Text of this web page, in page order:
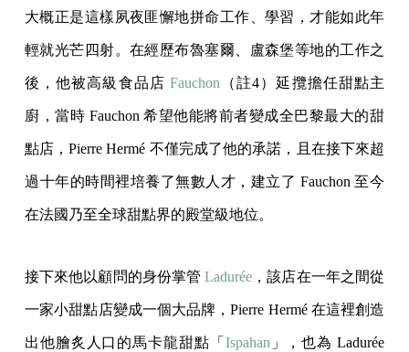
大概正是這樣夙夜匪懈地拼命工作、學習，才能如此年
輕就光芒四射。在經歷布魯塞爾、盧森堡等地的工作之
後，他被高級食品店 Fauchon（註4）延攬擔任甜點主
廚，當時 Fauchon 希望他能將前者變成全巴黎最大的甜
點店，Pierre Hermé 不僅完成了他的承諾，且在接下來超
過十年的時間裡培養了無數人才，建立了 Fauchon 至今
在法國乃至全球甜點界的殿堂級地位。
接下來他以顧問的身份掌管Ladurée ，該店在一年之間從
一家小甜點店變成一個大品牌，Pierre Hermé 在這裡創造
出他膾炙人口的馬卡龍甜點「 Ispahan」，也為 Ladurée